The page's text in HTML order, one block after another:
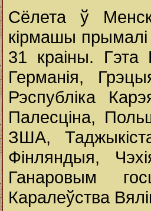
Сёлета ў
кірмашы прымалі
31 краіны. Гэта
Германія,
Рэспубліка
Палесціна,
ЗША,
Фінляндыя,
Ганаровым
Каралеўства